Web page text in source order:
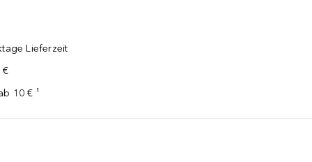
Lieferzeit
€
10 € ¹